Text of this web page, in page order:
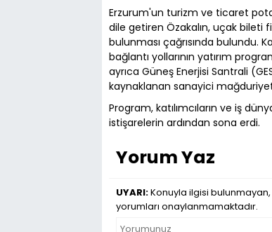
Erzurum'un turizm ve ticaret
dile getiren Özakalın, uçak bileti
bulunması çağrısında bulundu.
bağlantı yollarının yatırım
ayrıca Güneş Enerjisi Santrali
kaynaklanan sanayici
Program, katılımcıların ve iş
istişarelerin ardından sona erdi.
Yorum Yaz
UYARI:Konuyla ilgisi
yorumları onaylanmamaktadır.